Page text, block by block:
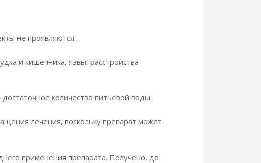
не проявляются.
и кишечника, язвы, расстройства
количество питьевой воды.
лечения, поскольку препарат может
применения препарата. Получено, до